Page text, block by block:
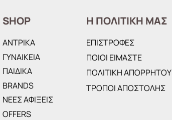
SHOP
ΑΝΤΡΙΚΑ
ΓΥΝΑΙΚΕΙΑ
ΠΑΙΔΙΚΑ
BRANDS
ΝΕΕΣ ΑΦΙΞΕΙΣ
OFFERS
Η ΠΟΛΙΤΙΚΗ ΜΑΣ
ΕΠΙΣΤΡΟΦΕΣ
ΠΟΙΟΙ ΕΙΜΑΣΤΕ
ΠΟΛΙΤΙΚΗ ΑΠΟΡΡΗΤΟΥ
ΤΡΟΠΟΙ ΑΠΟΣΤΟΛΗΣ